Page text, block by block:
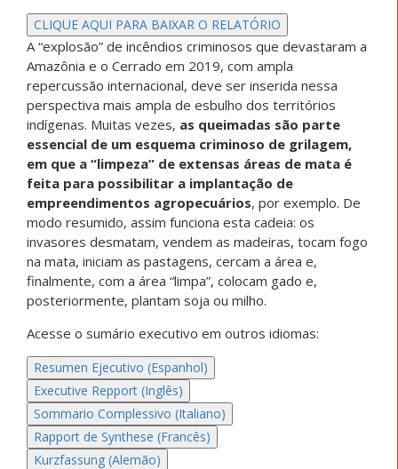
CLIQUE AQUI PARA BAIXAR O RELATÓRIO
A “explosão” de incêndios criminosos que devastaram a
Amazônia e o Cerrado em 2019, com ampla
repercussão internacional, deve ser inserida nessa
perspectiva mais ampla de esbulho dos territórios
indígenas. Muitas vezes, as queimadas são parte
essencial de um esquema criminoso de grilagem,
em que a “limpeza” de extensas áreas de mata é
feita para possibilitar a implantação de
empreendimentos agropecuários, por exemplo. De
modo resumido, assim funciona esta cadeia: os
invasores desmatam, vendem as madeiras, tocam fogo
na mata, iniciam as pastagens, cercam a área e,
finalmente, com a área “limpa”, colocam gado e,
posteriormente, plantam soja ou milho.
Acesse o sumário executivo em outros idiomas:
Resumen Ejecutivo (Espanhol)
Executive Repport (Inglês)
Sommario Complessivo (Italiano)
Rapport de Synthese (Francês)
Kurzfassung (Alemão)